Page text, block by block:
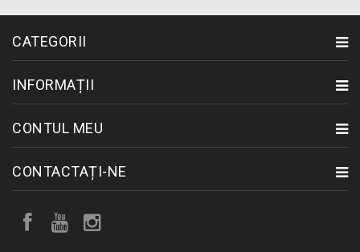
CATEGORII
INFORMAȚII
CONTUL MEU
CONTACTAȚI-NE